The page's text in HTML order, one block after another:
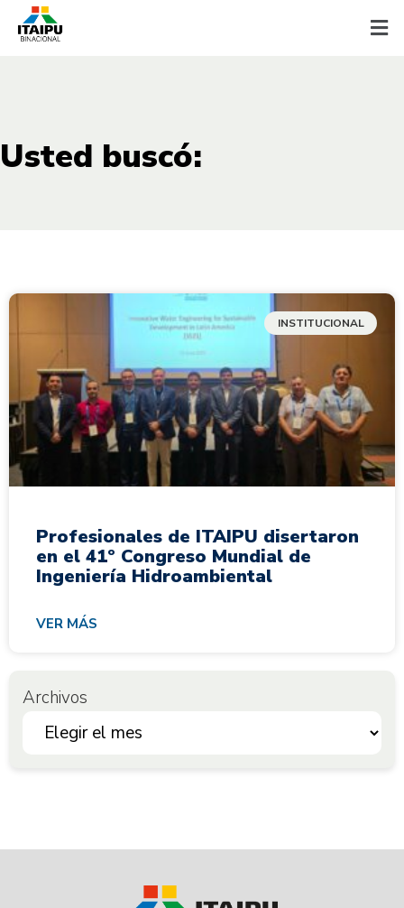
Usted buscó:
INSTITUCIONAL
Profesionales de ITAIPU disertaron
en el 41º Congreso Mundial de
Ingeniería Hidroambiental
VER MÁS
Archivos